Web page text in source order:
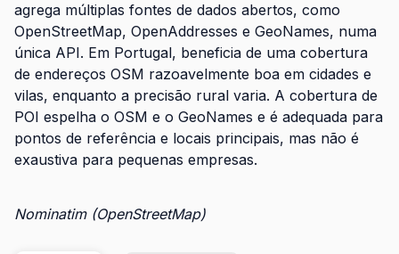
agrega múltiplas fontes de dados abertos, como
OpenStreetMap, OpenAddresses e GeoNames, numa
única API. Em Portugal, beneficia de uma cobertura
de endereços OSM razoavelmente boa em cidades e
vilas, enquanto a precisão rural varia. A cobertura de
POI espelha o OSM e o GeoNames e é adequada para
pontos de referência e locais principais, mas não é
exaustiva para pequenas empresas.
Nominatim (OpenStreetMap)